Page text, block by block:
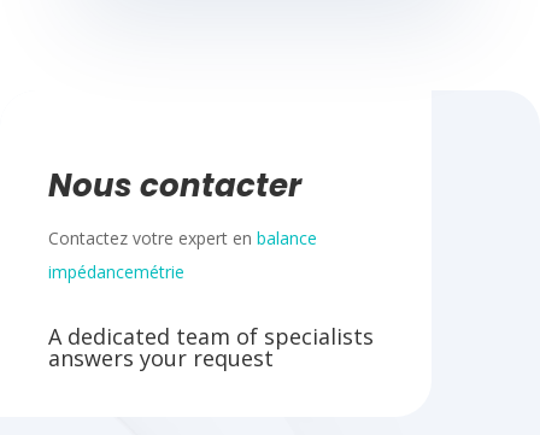
Nous contacter
Contactez votre expert en balance
impédancemétrie
A dedicated team of specialists
answers your request